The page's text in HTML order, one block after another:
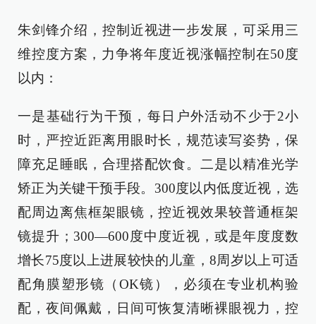
朱剑锋介绍，控制近视进一步发展，可采用三
维控度方案，力争将年度近视涨幅控制在50度
以内：
一是基础行为干预，每日户外活动不少于2小
时，严控近距离用眼时长，规范读写姿势，保
障充足睡眠，合理搭配饮食。二是以精准光学
矫正为关键干预手段。300度以内低度近视，选
配周边离焦框架眼镜，控近视效果较普通框架
镜提升；300—600度中度近视，或是年度度数
增长75度以上进展较快的儿童，8周岁以上可适
配角膜塑形镜（OK镜），必须在专业机构验
配，夜间佩戴，日间可恢复清晰裸眼视力，控